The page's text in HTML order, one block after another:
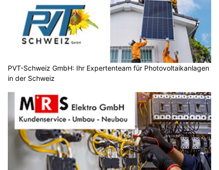
PVT-Schweiz GmbH: Ihr Expertenteam für Photovoltaikanlagen
in der Schweiz